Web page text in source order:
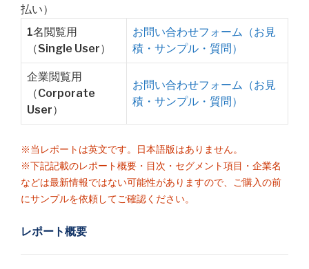
払い）
1名閲覧用
（Single User）
お問い合わせフォーム（お見
積・サンプル・質問）
企業閲覧用
（Corporate
User）
お問い合わせフォーム（お見
積・サンプル・質問）
※当レポートは英文です。日本語版はありません。
※下記記載のレポート概要・目次・セグメント項目・企業名
などは最新情報ではない可能性がありますので、ご購入の前
にサンプルを依頼してご確認ください。
レポート概要